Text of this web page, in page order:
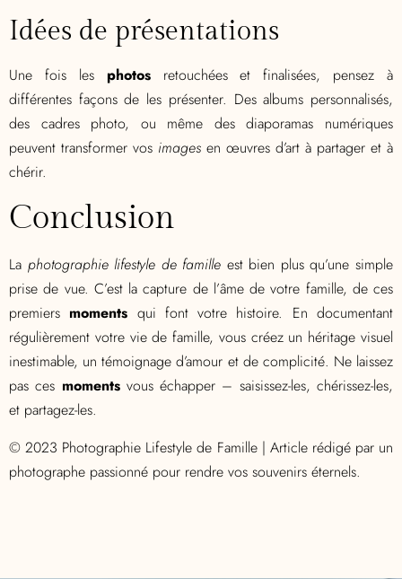
Idées de présentations
Une fois les photosretouchées et finalisées, pensez à
différentes façons de les présenter. Des albums personnalisés,
des cadres photo, ou même des diaporamas numériques
peuvent transformer vos images en œuvres d’art à partager et à
chérir.
Conclusion
La photographie lifestyle de famille est bien plus qu’une simple
prise de vue. C’est la capture de l’âme de votre famille, de ces
premiers moments qui font votre histoire. En documentant
régulièrement votre vie de famille, vous créez un héritage visuel
inestimable, un témoignage d’amour et de complicité. Ne laissez
pas ces momentsvous échapper – saisissez-les, chérissez-les,
et partagez-les.
© 2023 Photographie Lifestyle de Famille | Article rédigé par un
photographe passionné pour rendre vos souvenirs éternels.